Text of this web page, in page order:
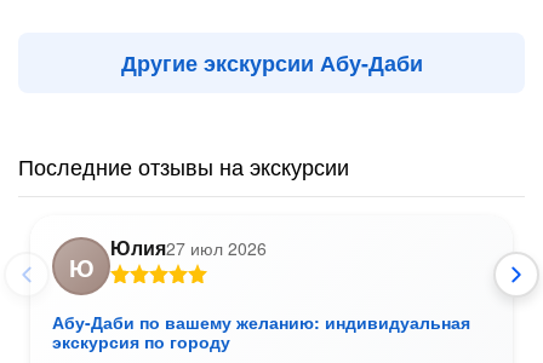
Другие экскурсии Абу-Даби
Последние отзывы на экскурсии
Ю
Юлия27 июл 2026
Абу-Даби по вашему желанию: индивидуальная
экскурсия по городу